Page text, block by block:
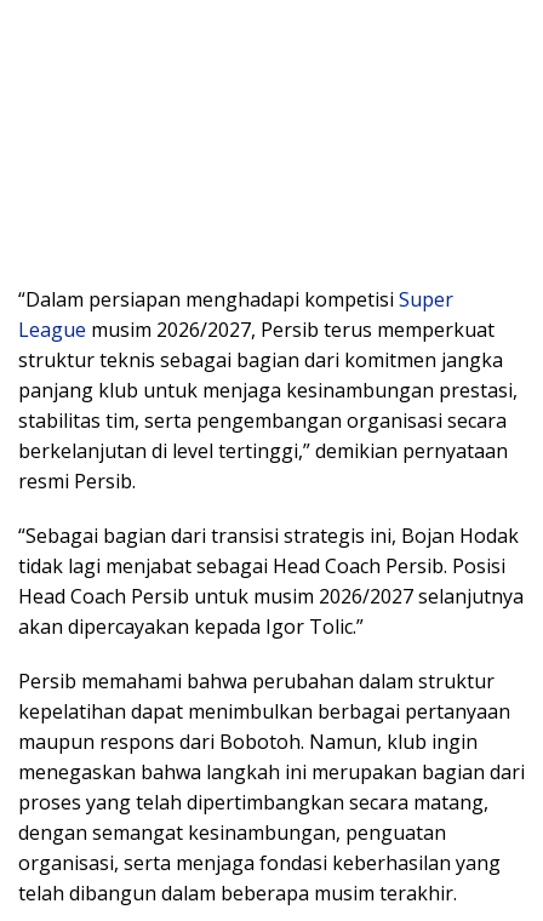
“Dalam persiapan menghadapi kompetisi Super
League musim 2026/2027, Persib terus memperkuat
struktur teknis sebagai bagian dari komitmen jangka
panjang klub untuk menjaga kesinambungan prestasi,
stabilitas tim, serta pengembangan organisasi secara
berkelanjutan di level tertinggi,” demikian pernyataan
resmi Persib.
“Sebagai bagian dari transisi strategis ini, Bojan Hodak
tidak lagi menjabat sebagai Head Coach Persib. Posisi
Head Coach Persib untuk musim 2026/2027 selanjutnya
akan dipercayakan kepada Igor Tolic.”
Persib memahami bahwa perubahan dalam struktur
kepelatihan dapat menimbulkan berbagai pertanyaan
maupun respons dari Bobotoh. Namun, klub ingin
menegaskan bahwa langkah ini merupakan bagian dari
proses yang telah dipertimbangkan secara matang,
dengan semangat kesinambungan, penguatan
organisasi, serta menjaga fondasi keberhasilan yang
telah dibangun dalam beberapa musim terakhir.